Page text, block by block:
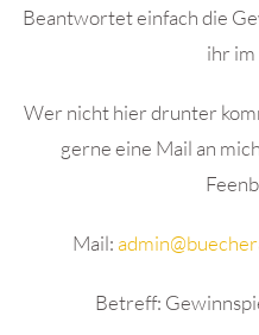
Beantwortet einfach die
ihr im
Wer nicht hier drunter
gerne eine Mail an
Mail:
Betreff: